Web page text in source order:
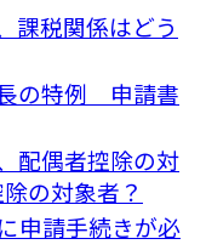
課税関係はどう
の特例 申請書
配偶者控除の対
の対象者？
申請手続きが必